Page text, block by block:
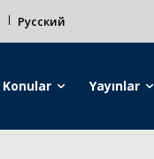
Русский
Konular Yayınlar